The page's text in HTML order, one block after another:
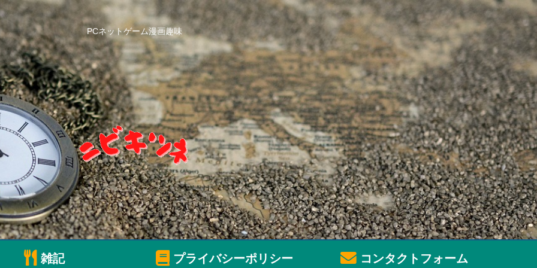
PCネットゲーム漫画趣味
雑記 プライバシーポリシー コンタクトフォーム